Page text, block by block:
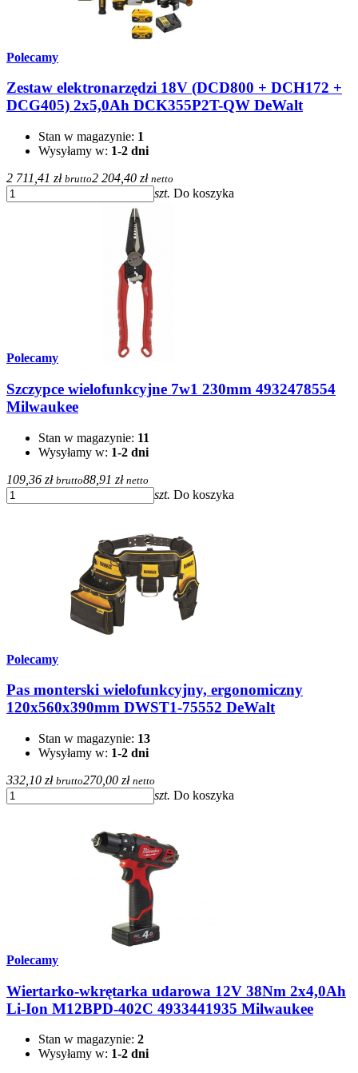
Polecamy
Zestaw elektronarzędzi 18V (DCD800 + DCH172 +
DCG405) 2x5,0Ah DCK355P2T-QW DeWalt
Stan w magazynie: 1
Wysyłamy w: 1-2 dni
2 711,41 zł brutto2 204,40 zł netto
szt. Do koszyka
Polecamy
Szczypce wielofunkcyjne 7w1 230mm 4932478554
Milwaukee
Stan w magazynie: 11
Wysyłamy w: 1-2 dni
109,36 zł brutto88,91 zł netto
szt. Do koszyka
Polecamy
Pas monterski wielofunkcyjny, ergonomiczny
120x560x390mm DWST1-75552 DeWalt
Stan w magazynie: 13
Wysyłamy w: 1-2 dni
332,10 zł brutto270,00 zł netto
szt. Do koszyka
Polecamy
Wiertarko-wkrętarka udarowa 12V 38Nm 2x4,0Ah
Li-Ion M12BPD-402C 4933441935 Milwaukee
Stan w magazynie: 2
Wysyłamy w: 1-2 dni